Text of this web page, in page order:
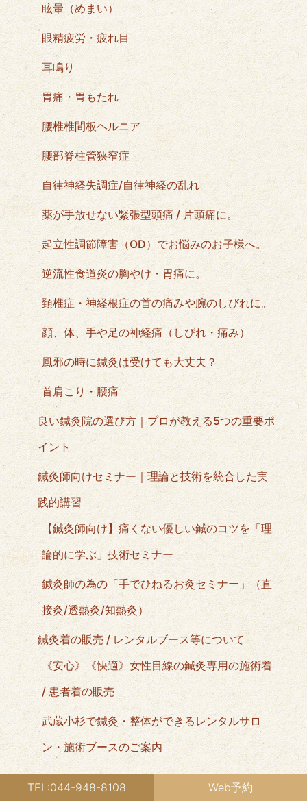
TEL:044-948-8108 Web予約
眩暈（めまい）
眼精疲労・疲れ目
耳鳴り
胃痛・胃もたれ
腰椎椎間板ヘルニア
腰部脊柱管狭窄症
自律神経失調症/自律神経の乱れ
薬が手放せない緊張型頭痛 / 片頭痛に。
起立性調節障害（OD）でお悩みのお子様へ。
逆流性食道炎の胸やけ・胃痛に。
頚椎症・神経根症の首の痛みや腕のしびれに。
顔、体、手や足の神経痛（しびれ・痛み）
風邪の時に鍼灸は受けても大丈夫？
首肩こり・腰痛
良い鍼灸院の選び方｜プロが教える5つの重要ポ
イント
鍼灸師向けセミナー｜理論と技術を統合した実
践的講習
【鍼灸師向け】痛くない優しい鍼のコツを「理
論的に学ぶ」技術セミナー
鍼灸師の為の「手でひねるお灸セミナー」（直
接灸/透熱灸/知熱灸）
鍼灸着の販売 / レンタルブース等について
《安心》《快適》女性目線の鍼灸専用の施術着
/ 患者着の販売
武蔵小杉で鍼灸・整体ができるレンタルサロ
ン・施術ブースのご案内